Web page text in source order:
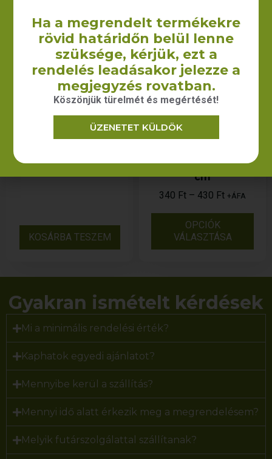
Konyhai kötény
KOSÁRBA TESZEM
Törlőkendő
20×20 cm/35×35
cm
340 Ft – 430 Ft +ÁFA
OPCIÓK
VÁLASZTÁSA
Gyakran ismételt kérdések
Mi a minimális rendelési érték?
Kaphatok egyedi ajánlatot?
Mennyibe kerül a szállítás?
Mennyi idő alatt érkezik meg a megrendelésem?
Melyik futárszolgálattal szállítanak?
Ha a megrendelt termékekre
rövid határidőn belül lenne
szüksége, kérjük, ezt a
rendelés leadásakor jelezze a
megjegyzés rovatban.
Köszönjük türelmét és megértését!
ÜZENETET KÜLDÖK